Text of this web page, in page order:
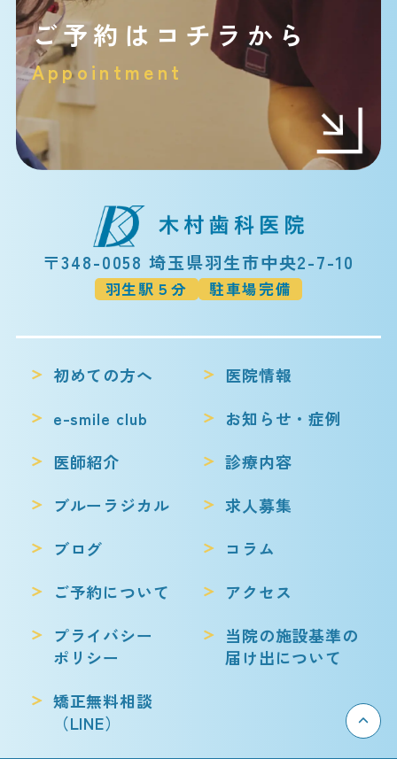
ご予約はコチラから
Appointment
〒348-0058 埼玉県羽生市中央2-7-10
羽生駅５分 駐車場完備
初めての方へ
医院情報
e-smile club
お知らせ・症例
医師紹介
診療内容
ブルーラジカル
求人募集
ブログ
コラム
ご予約について
アクセス
プライバシー
ポリシー
当院の施設基準の
届け出について
矯正無料相談
（LINE）